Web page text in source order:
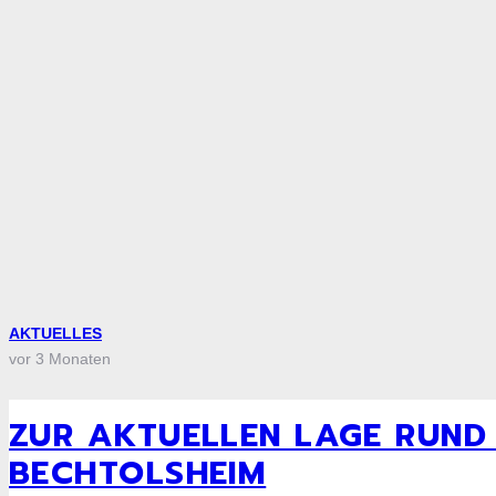
AKTUELLES
vor 3 Monaten
ZUR AKTUELLEN LAGE
BECHTOLSHEIM